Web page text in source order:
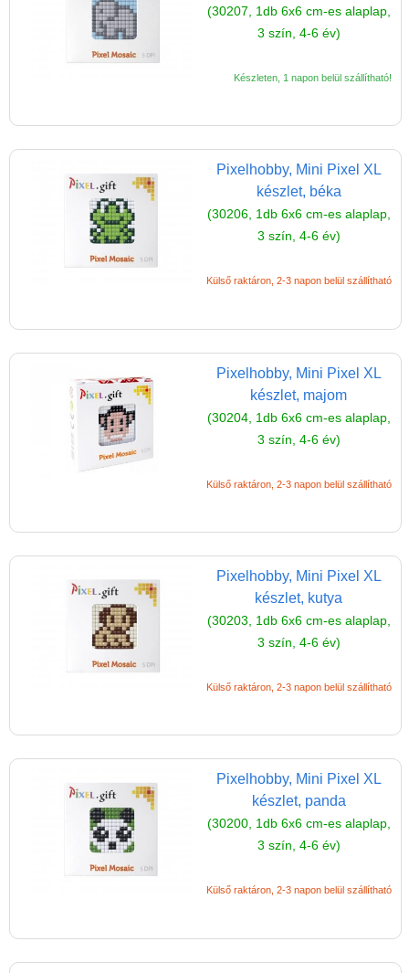
(30207, 1db 6x6 cm-es alaplap,
3 szín, 4-6 év)
Készleten, 1 napon belül szállítható!
Pixelhobby, Mini Pixel XL
készlet, béka
(30206, 1db 6x6 cm-es alaplap,
3 szín, 4-6 év)
Külső raktáron, 2-3 napon belül szállítható
Pixelhobby, Mini Pixel XL
készlet, majom
(30204, 1db 6x6 cm-es alaplap,
3 szín, 4-6 év)
Külső raktáron, 2-3 napon belül szállítható
Pixelhobby, Mini Pixel XL
készlet, kutya
(30203, 1db 6x6 cm-es alaplap,
3 szín, 4-6 év)
Külső raktáron, 2-3 napon belül szállítható
Pixelhobby, Mini Pixel XL
készlet, panda
(30200, 1db 6x6 cm-es alaplap,
3 szín, 4-6 év)
Külső raktáron, 2-3 napon belül szállítható
játékok
Adatkezelés
ÁSZF
de akár INGYEN!
Miért vásárolj nálunk?
Akiket támogatunk
Játék rendelés - Az internetes